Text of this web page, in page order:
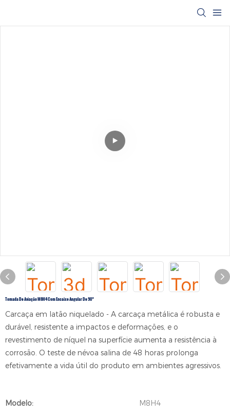
Tomada De Aviação M8H4 Com Encaixe Angular De 90°
Carcaça em latão niquelado - A carcaça metálica é robusta e
durável, resistente a impactos e deformações, e o
revestimento de níquel na superfície aumenta a resistência à
corrosão. O teste de névoa salina de 48 horas prolonga
efetivamente a vida útil do produto em ambientes agressivos.
Modelo:
M8H4